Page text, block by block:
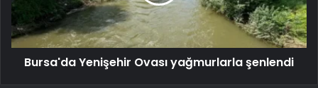
Bursa'da Yenişehir Ovası yağmurlarla şenlendi